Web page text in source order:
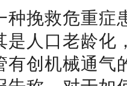
种挽救危重症
是人口老龄化
有创机械通气